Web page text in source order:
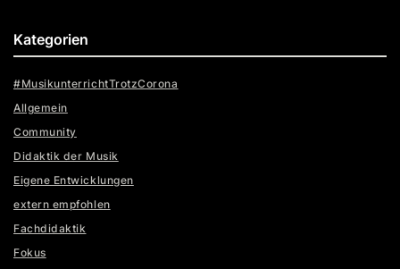
Kategorien
#MusikunterrichtTrotzCorona
Allgemein
Community
Didaktik der Musik
Eigene Entwicklungen
extern empfohlen
Fachdidaktik
Fokus